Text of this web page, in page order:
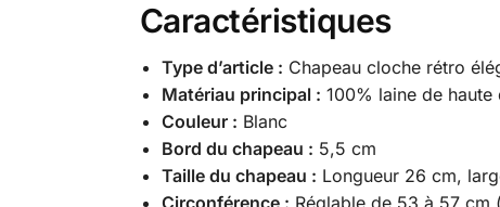
Caractéristiques
Type d’article : Chapeau cloche rétro
Matériau principal : 100% laine de
Couleur : Blanc
Bord du chapeau : 5,5 cm
Taille du chapeau : Longueur 26 cm,